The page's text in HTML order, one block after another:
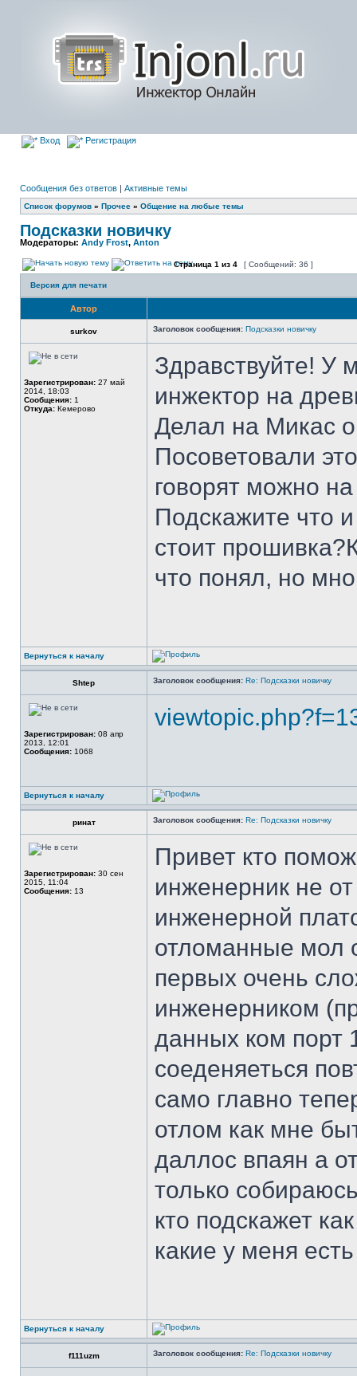
Вход Регистрация
Сообщения без ответов | Активные темы
Список форумов » Прочее » Общение на любые темы
Подсказки новичку
Модераторы: Andy Frost, Anton
Страница 1 из 4 [ Сообщений: 36 ]
Версия для печати
Автор
surkov Заголовок сообщения: Подсказки новичку
Зарегистрирован: 27 май
2014, 18:03
Сообщения: 1
Откуда: Кемерово
Здравствуйте! У
инжектор на
Делал на Микас
Посоветовали
говорят можно
Подскажите что
стоит
что понял, но
Вернуться к началу
Shtep Заголовок сообщения: Re: Подсказки новичку
Зарегистрирован: 08 апр
2013, 12:01
Сообщения: 1068
Вернуться к началу
ринат Заголовок сообщения: Re: Подсказки новичку
Зарегистрирован: 30 сен
2015, 11:04
Сообщения: 13
Привет кто
инженерник не
инженерной
отломанные мол
первых очень
инженерником
данных ком порт
соеденяеться
само главно
отлом как мне
даллос впаян а
только
кто подскажет
какие у меня
Вернуться к началу
f111uzm Заголовок сообщения: Re: Подсказки новичку